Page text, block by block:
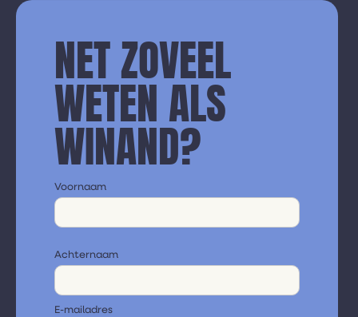
NET ZOVEEL
WETEN ALS
WINAND?
Voornaam
Achternaam
E-mailadres